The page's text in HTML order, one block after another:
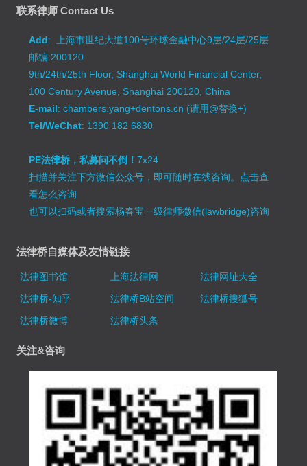
联系律师 Contact Us
Add: 上海市世纪大道100号环球金融中心9层/24层/25层
邮编:200120
9th/24th/25th Floor, Shanghai World Financial Center,
100 Century Avenue, Shanghai 200120, China
E-mail: chambers.yang+dentons.cn (请用@替换+)
Tel/WeChat: 1390 182 6830
PE法律桥，私募问不倒！7x24
扫描并关注下方微信公众号，即可随时在线咨询。 点击查
看怎么咨询
也可以扫码或者搜索杨春宝一级律师微信(lawbridge)咨询
法律桥自媒体及友情链接
法律图书馆 上海法律网
法律网址大全
法律桥-知乎
法律桥B站空间
法律桥搜狐号
法律桥微博
法律桥头条
关注&咨询